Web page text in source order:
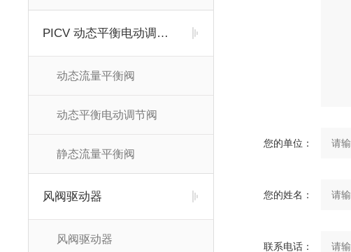
PICV 动态平衡电动调节阀及平衡阀
动态流量平衡阀
动态平衡电动调节阀
静态流量平衡阀
风阀驱动器
风阀驱动器
您的单位：
您的姓名：
联系电话：